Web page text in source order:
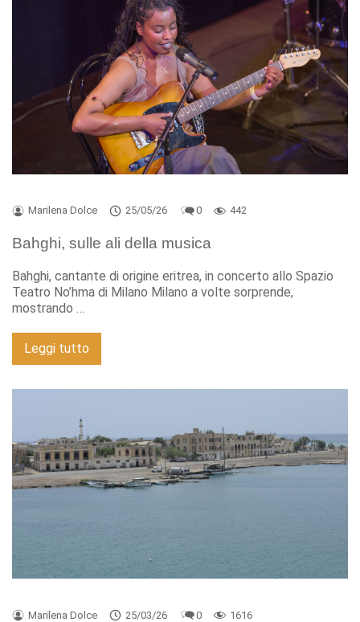
Marilena Dolce 25/05/26 0 442
Bahghi, sulle ali della musica
Bahghi, cantante di origine eritrea, in concerto allo Spazio
Teatro No’hma di Milano Milano a volte sorprende,
mostrando …
Leggi tutto
Marilena Dolce 25/03/26 0 1616